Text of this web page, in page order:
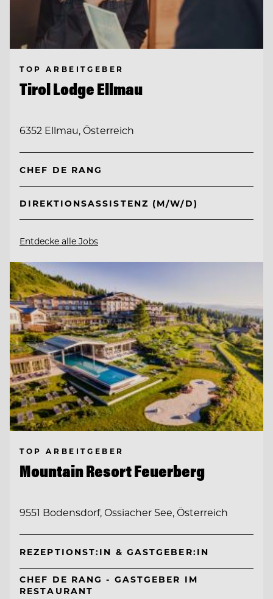
TOP ARBEITGEBER
Tirol Lodge Ellmau
6352 Ellmau, Österreich
CHEF DE RANG
DIREKTIONSASSISTENZ (M/W/D)
Entdecke alle Jobs
TOP ARBEITGEBER
Mountain Resort Feuerberg
9551 Bodensdorf, Ossiacher See, Österreich
REZEPTIONST:IN & GASTGEBER:IN
CHEF DE RANG - GASTGEBER IM
RESTAURANT